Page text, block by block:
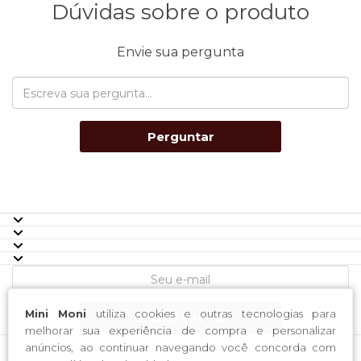
Mini Moni utiliza cookies e outras tecnologias para
melhorar sua experiência de compra e personalizar
anúncios, ao continuar navegando você concorda com
Dúvidas sobre o produto
Envie sua pergunta
Perguntar
CADASTRE-SE